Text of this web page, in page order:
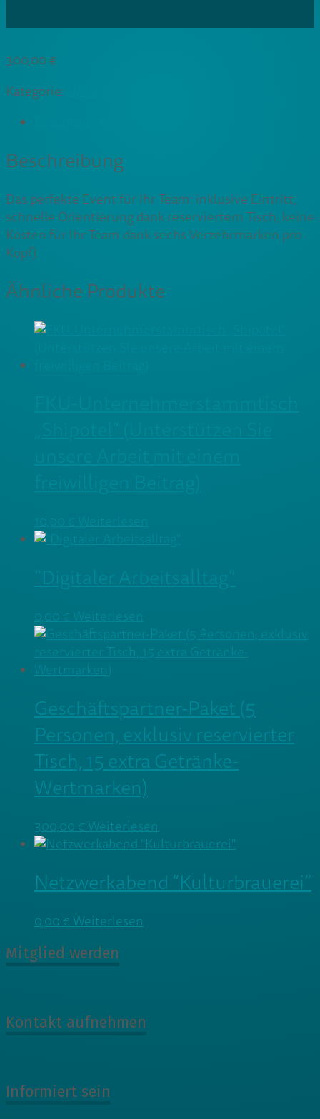
300,00 €
Kategorie:
Beschreibung
Das perfekte Event für Ihr Team: inklusive Eintritt,
schnelle Orientierung dank reserviertem Tisch, keine
Kosten für Ihr Team dank sechs Verzehrmarken pro
Kopf)
Ähnliche Produkte
“Digitaler Arbeitsalltag”
0,00€Weiterlesen
Geschäftspartner-Paket (5
Personen, exklusiv reservierter
Tisch, 15 extra Getränke-
Wertmarken)
300,00€Weiterlesen
Netzwerkabend “Kulturbrauerei”
0,00 € Weiterlesen
Mitglied werden
Kontakt aufnehmen
Informiert sein